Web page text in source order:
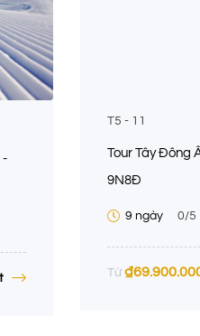
-
T5 - 11
Tour Tây Đông
9N8Đ
9 ngày 0/5
Từ ₫